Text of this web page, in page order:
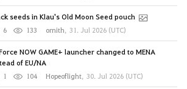
seeds in Klau's Old Moon Seed pouch
6 133 ornith, 31. Jul 2026 (UTC)
NOW GAME+ launcher changed to MENA
of EU/NA
1 104 Hopeoflight, 30. Jul 2026 (UTC)